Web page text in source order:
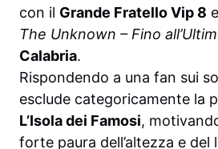
con il Grande Fratello Vip 8
The Unknown – Fino
Calabria.
Rispondendo a una fan sui
esclude categoricamente la
L’Isola dei Famosi,
forte paura dell’altezza e del